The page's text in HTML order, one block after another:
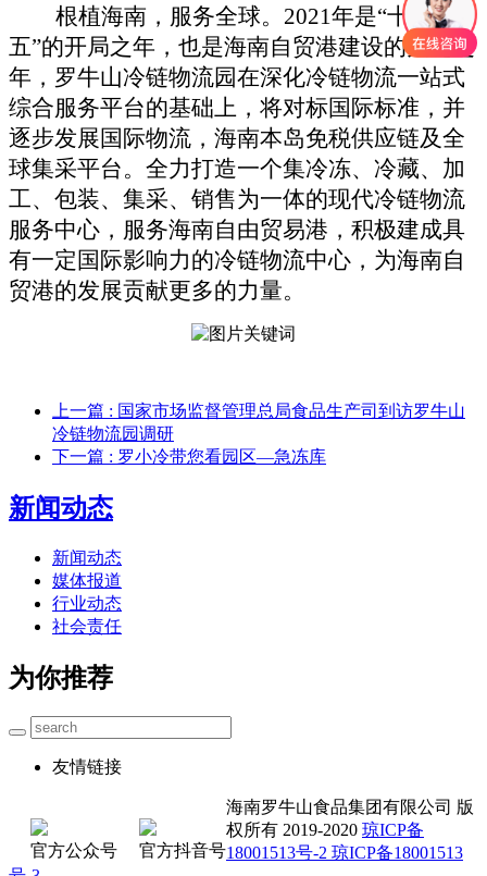
根植海南，服务全球。 2021年是“十四
五”的开局之年，也是海南自贸港建设的关键之
年，罗牛山冷链物流园在深化冷链物流一站式
综合服务平台的基础上，将对标国际标准，并
逐步发展国际物流，海南本岛免税供应链及全
球集采平台。全力打造一个集冷冻、冷藏、加
工、包装、集采、销售为一体的现代冷链物流
服务中心，服务海南自由贸易港，积极建成具
有一定国际影响力的冷链物流中心，为海南自
贸港的发展贡献更多的力量。
上一篇 : 国家市场监督管理总局食品生产司到访罗牛山
冷链物流园调研
下一篇 : 罗小冷带您看园区—急冻库
新闻动态
新闻动态
媒体报道
行业动态
社会责任
为你推荐
友情链接
官方公众号 官方抖音号
海南罗牛山食品集团有限公司 版
权所有 2019-2020 琼ICP备
18001513号-2 琼ICP备18001513